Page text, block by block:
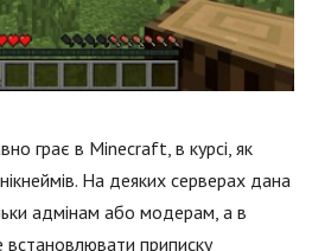
грає в Minecraft, в курсі, як
На деяких серверах дана
адмінам або модерам, а в
приписку